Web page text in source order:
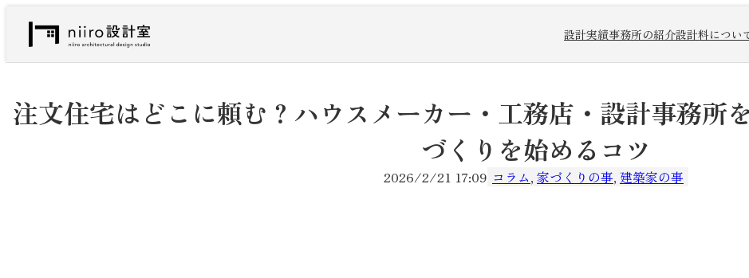
ッ
プ
設計実績事務所の紹介設計料につい
注文住宅はどこに頼む？ハウスメーカー・工務店・設計事務所
づくりを始めるコツ
2026/2/21 17:09 コラム, 家づくりの事, 建築家の事